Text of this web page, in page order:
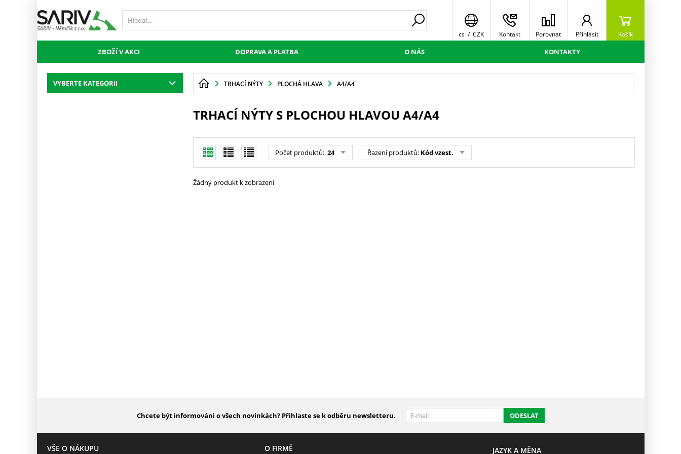
cs / CZK Kontakt Porovnat Přihlásit Košík
ZBOŽÍ V AKCI DOPRAVA A PLATBA O NÁS KONTAKTY
VYBERTE KATEGORII TRHACÍ NÝTY PLOCHÁ HLAVA A4/A4
TRHACÍ NÝTY S PLOCHOU HLAVOU A4/A4
Počet produktů: 24 Řazení produktů: Kód vzest.
Žádný produkt k zobrazení
Chcete být informováni o všech novinkách? Přihlaste se k odběru newsletteru. ODESLAT
VŠE O NÁKUPU O FIRMĚ JAZYK A MĚNA